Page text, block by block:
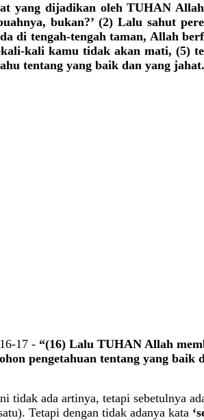
yang dijadikan oleh TUHAN
bukan?’ (2) Lalu sahut
di tengah-tengah taman, Allah
kali kamu tidak akan mati, (5)
tentang yang baik dan yang
17 - “(16) Lalu TUHAN Allah
pengetahuan tentang yang
tidak ada artinya, tetapi sebetulnya
Tetapi dengan tidak adanya kata